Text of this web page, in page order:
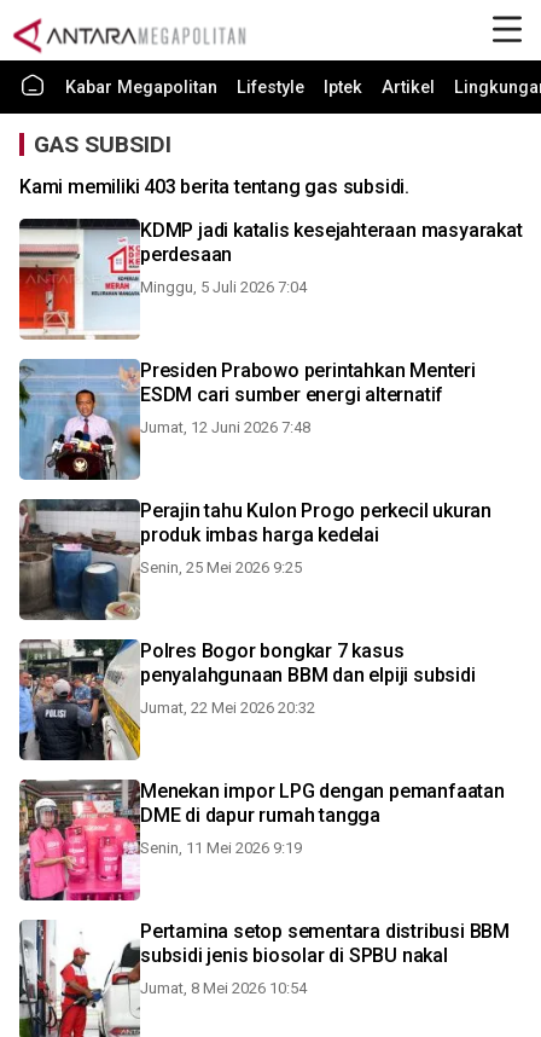
Kabar Megapolitan Lifestyle Iptek Artikel
GAS SUBSIDI
Kami memiliki 403 berita tentang gas subsidi.
KDMP jadi katalis kesejahteraan masyarakat
perdesaan
Minggu, 5 Juli 2026 7:04
Presiden Prabowo perintahkan Menteri
ESDM cari sumber energi alternatif
Jumat, 12 Juni 2026 7:48
Perajin tahu Kulon Progo perkecil ukuran
produk imbas harga kedelai
Senin, 25 Mei 2026 9:25
Polres Bogor bongkar 7 kasus
penyalahgunaan BBM dan elpiji subsidi
Jumat, 22 Mei 2026 20:32
Menekan impor LPG dengan pemanfaatan
DME di dapur rumah tangga
Senin, 11 Mei 2026 9:19
Pertamina setop sementara distribusi BBM
subsidi jenis biosolar di SPBU nakal
Jumat, 8 Mei 2026 10:54